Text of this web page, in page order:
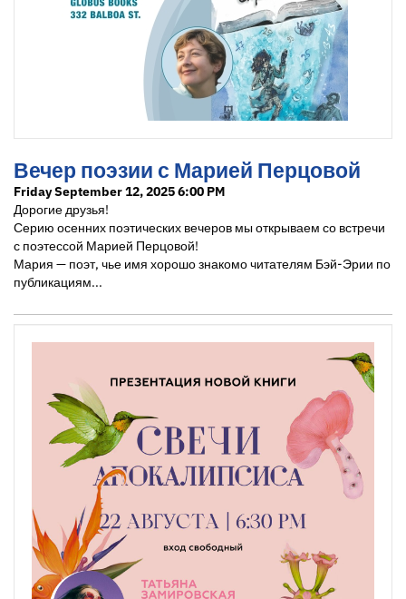
Вечер поэзии с Марией Перцовой
Friday September 12, 2025 6:00 PM
Дорогие друзья!
Серию осенних поэтических вечеров мы открываем со встречи
с поэтессой Марией Перцовой!
Мария — поэт, чье имя хорошо знакомо читателям Бэй-Эрии по
публикациям...